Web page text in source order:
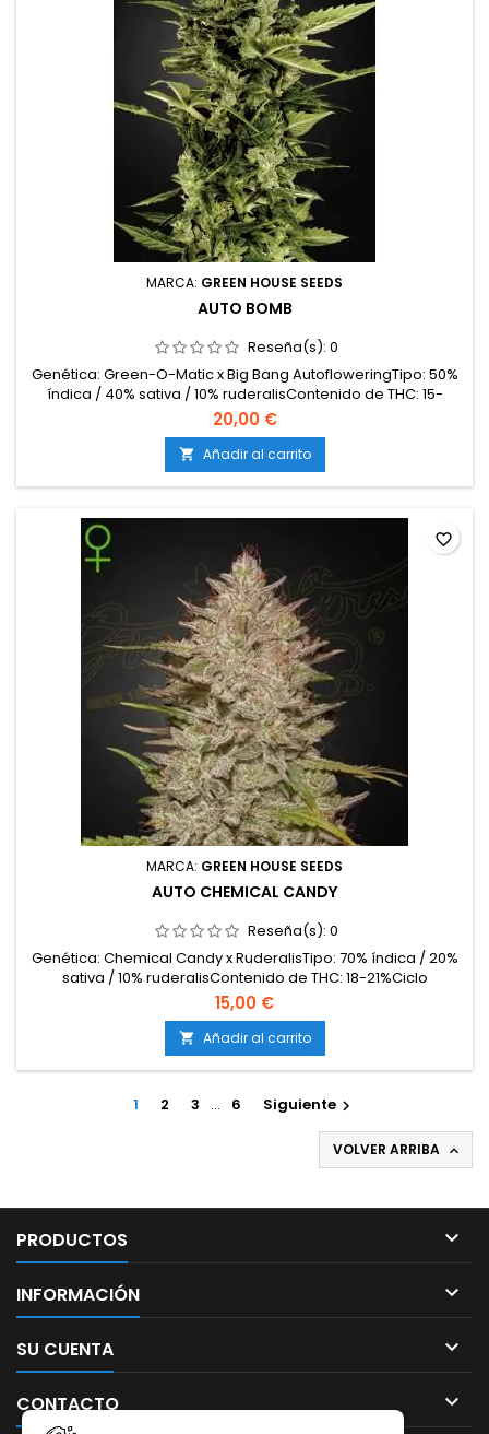
MARCA: GREEN HOUSE SEEDS
AUTO BOMB
Reseña(s): 0
Genética: Green-O-Matic x Big Bang AutofloweringTipo: 50%
índica / 40% sativa / 10% ruderalisContenido de THC: 15-
20%Contenido de CBD: Medio-altoCiclo completo: 7-8
semanas desde la germinaciónProducción en interior: 450-
500 g/m²Producción en exterior: 50-100 g/plantaAltura: 70-
120 cm en interior; hasta 130 cm en exteriorAromas y...
20,00 €
 Añadir al carrito
MARCA: GREEN HOUSE SEEDS
AUTO CHEMICAL CANDY
Reseña(s): 0
Genética: Chemical Candy x RuderalisTipo: 70% índica / 20%
sativa / 10% ruderalisContenido de THC: 18-21%Ciclo
completo: 8-9 semanas desde la germinaciónProducción
en interior: 400-500 g/m²Producción en exterior: 60-120
g/plantaAltura: 70-100 cm en interior; hasta 120 cm en
exteriorAromas y sabores: Dulces y afrutados, con notas de...
15,00 €
 Añadir al carrito
favorite_border
1 2 3 … 6 Siguiente 
VOLVER ARRIBA 
PRODUCTOS 
INFORMACIÓN 
SU CUENTA 
CONTACTO 